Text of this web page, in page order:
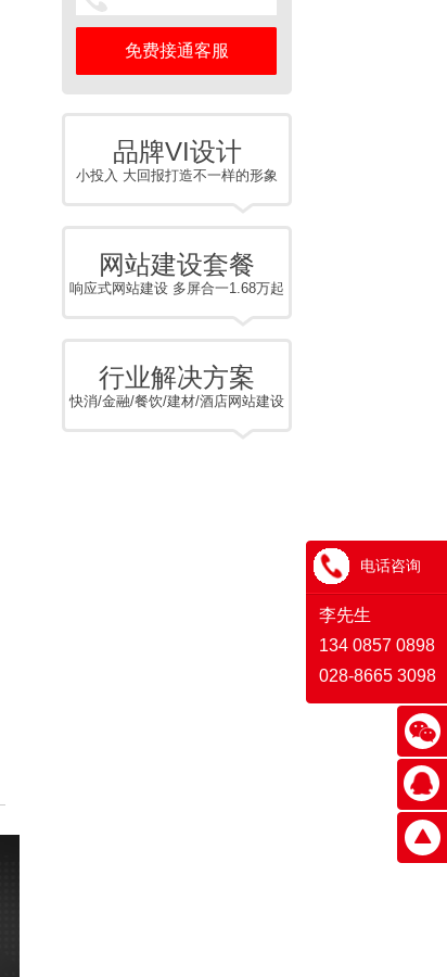
品牌VI设计
小投入 大回报打造不一样的形象
网站建设套餐
响应式网站建设 多屏合一1.68万起
行业解决方案
快消/金融/餐饮/建材/酒店网站建设
电话咨询
李先生
134 0857 0898
028-8665 3098